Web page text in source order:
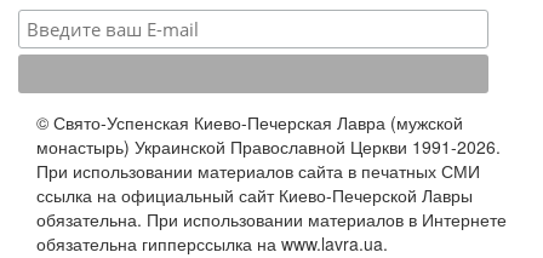
© Свято-Успенская Киево-Печерская Лавра (мужской
монастырь) Украинской Православной Церкви 1991-2026.
При использовании материалов сайта в печатных СМИ
ссылка на официальный сайт Киево-Печерской Лавры
обязательна. При использовании материалов в Интернете
обязательна гипперссылка на www.lavra.ua.